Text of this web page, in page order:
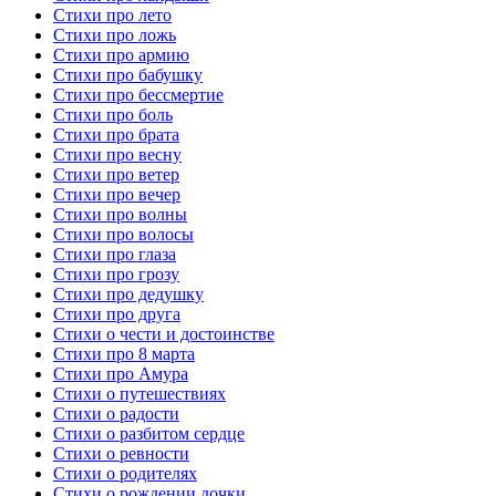
Стихи про лето
Стихи про ложь
Стихи про армию
Стихи про бабушку
Стихи про бессмертие
Стихи про боль
Стихи про брата
Стихи про весну
Стихи про ветер
Стихи про вечер
Стихи про волны
Стихи про волосы
Стихи про глаза
Стихи про грозу
Стихи про дедушку
Стихи про друга
Стихи о чести и достоинстве
Стихи про 8 марта
Стихи про Амура
Стихи о путешествиях
Стихи о радости
Стихи о разбитом сердце
Стихи о ревности
Стихи о родителях